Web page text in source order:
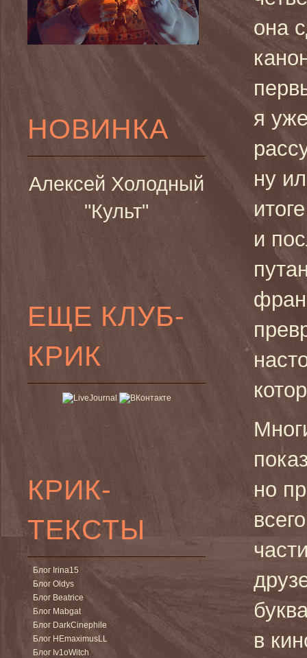
НОВИНКА
Алексей Холодный
"Культ"
ЕЩЕ КЛУБ-
КРИК
КРИК-
ТЕКСТЫ
Блог Irina15
Блог Oldys
Блог Beatrice
Блог Mabgat
Блог DarkCinephile
Блог HEmaximusLL
Блог Iv1oWitch
она
я
ну
и
но
в